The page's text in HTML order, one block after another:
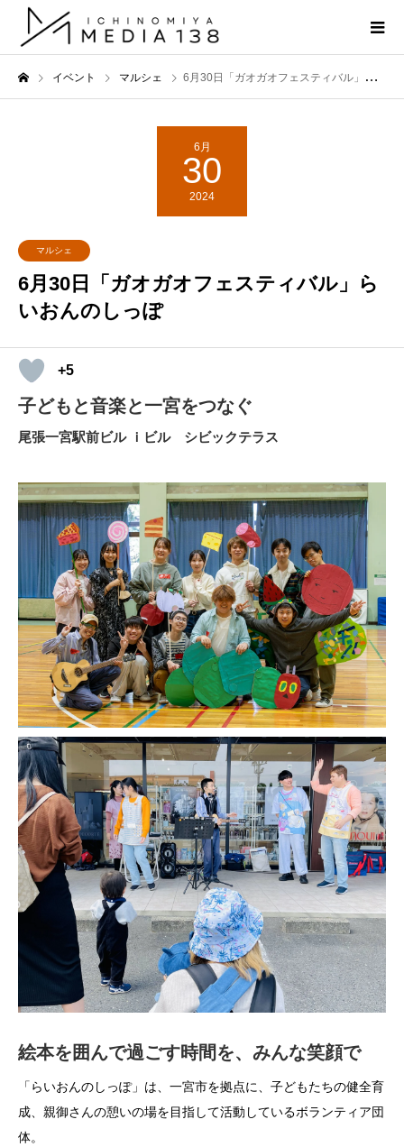
イベント マルシェ 6月30日「ガオガオフェスティバル」らいおんのしっぽ
6月
30
2024
マルシェ
6月30日「ガオガオフェスティバル」ら
いおんのしっぽ
+5
子どもと音楽と一宮をつなぐ
尾張一宮駅前ビル ｉビル シビックテラス
絵本を囲んで過ごす時間を、みんな笑顔で
「らいおんのしっぽ」は、一宮市を拠点に、子どもたちの健全育
成、親御さんの憩いの場を目指して活動しているボランティア団
体。